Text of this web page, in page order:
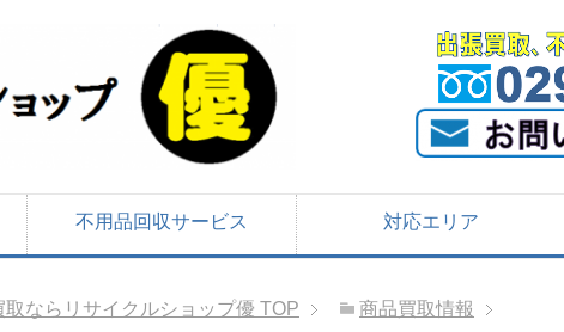
不用品回収サービス 対応エリア
ならリサイクルショップ優 TOP
商品買取情報